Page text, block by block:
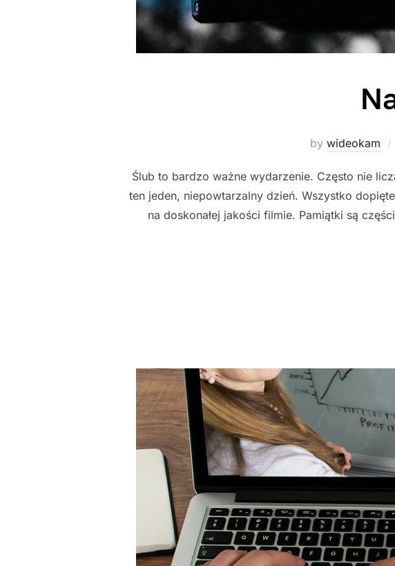
by wideokam
Ślub to bardzo ważne wydarzenie. Często nie
ten jeden, niepowtarzalny dzień. Wszystko
na doskonałej jakości filmie. Pamiątki są